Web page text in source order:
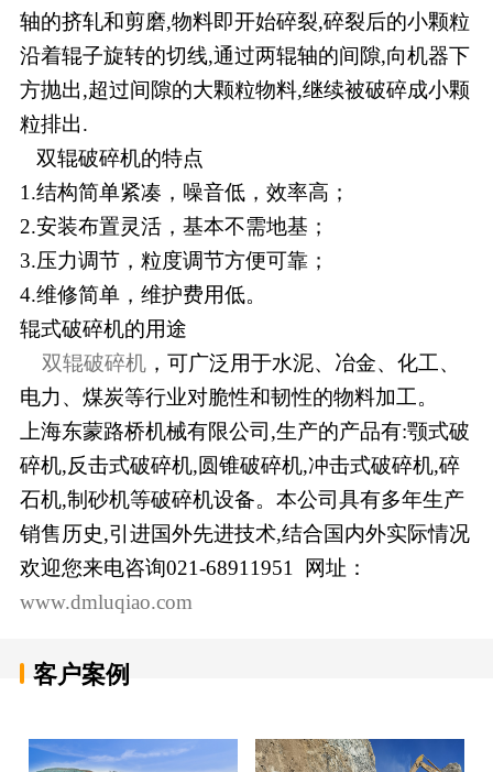
轴的挤轧和剪磨,物料即开始碎裂,碎裂后的小颗粒
沿着辊子旋转的切线,通过两辊轴的间隙,向机器下
方抛出,超过间隙的大颗粒物料,继续被破碎成小颗
粒排出.
双辊破碎机的特点
1.结构简单紧凑，噪音低，效率高；
2.安装布置灵活，基本不需地基；
3.压力调节，粒度调节方便可靠；
4.维修简单，维护费用低。
辊式破碎机的用途
双辊破碎机，可广泛用于水泥、冶金、化工、
电力、煤炭等行业对脆性和韧性的物料加工。
上海东蒙路桥机械有限公司,生产的产品有:颚式破
碎机,反击式破碎机,圆锥破碎机,冲击式破碎机,碎
石机,制砂机等破碎机设备。本公司具有多年生产
销售历史,引进国外先进技术,结合国内外实际情况
欢迎您来电咨询021-68911951 网址：
www.dmluqiao.com
客户案例